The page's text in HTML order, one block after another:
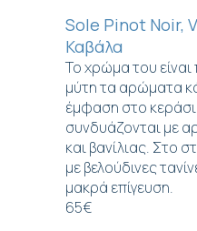
Sole Pinot Noir,
Καβάλα
Το χρώμα του
μύτη τα αρώματα
έμφαση στο
συνδυάζονται με
και βανίλιας. Στο
με βελούδινες
μακρά επίγευση.
65€